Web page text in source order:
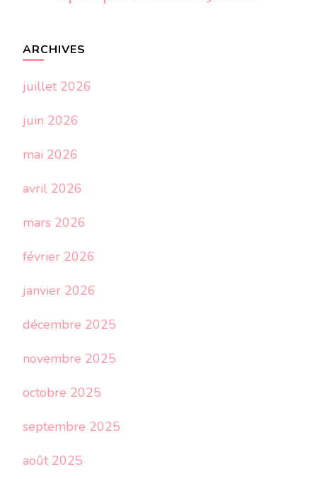
ARCHIVES
juillet 2026
juin 2026
mai 2026
avril 2026
mars 2026
février 2026
janvier 2026
décembre 2025
novembre 2025
octobre 2025
septembre 2025
août 2025